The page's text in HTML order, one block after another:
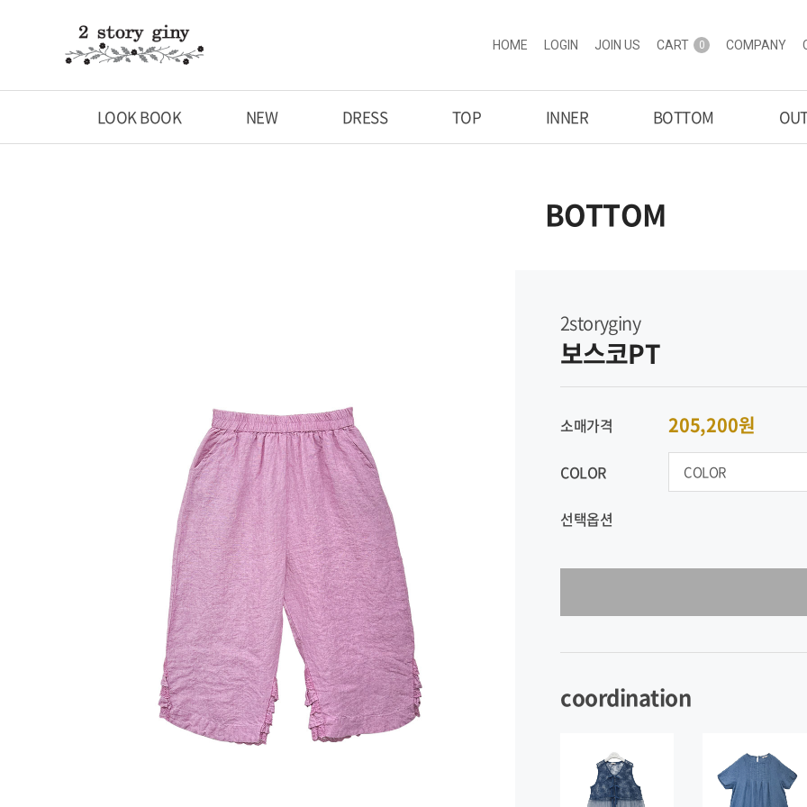
HOME LOGIN JOIN US CART 0 COMPANY
LOOK BOOK NEW DRESS TOP INNER BOTTOM
BOTTOM
2storyginy
보스코PT
소매가격 205,200원
COLOR
선택옵션
coordination